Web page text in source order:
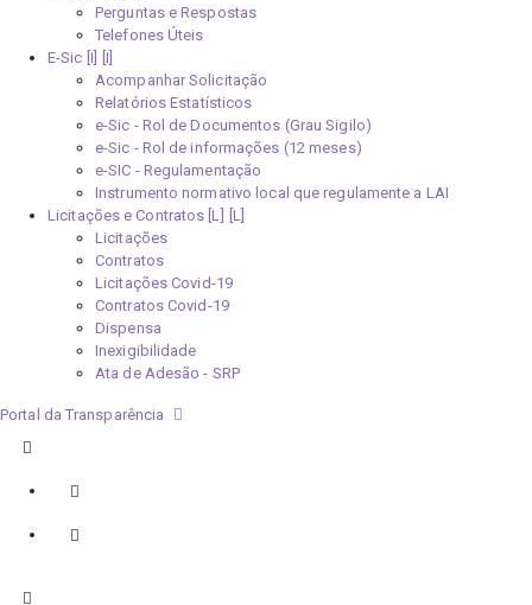
Perguntas e Respostas
Telefones Úteis
E-Sic [I]
Acompanhar Solicitação
Relatórios Estatísticos
e-Sic - Rol de Documentos (Grau Sigilo)
e-Sic - Rol de informações (12 meses)
e-SIC - Regulamentação
Instrumento normativo local que regulamente a LAI
Licitações e Contratos [L]
Licitações
Contratos
Licitações Covid-19
Contratos Covid-19
Dispensa
Inexigibilidade
Ata de Adesão - SRP
Portal da Transparência